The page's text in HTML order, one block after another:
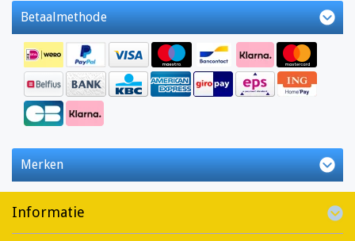
Betaalmethode
Merken
Informatie